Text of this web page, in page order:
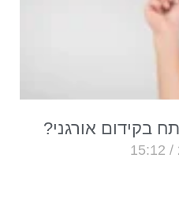
בקידום אורגני?